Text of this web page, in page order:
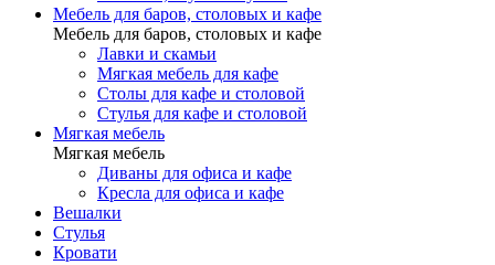
Мебель для баров, столовых и кафе
Мебель для баров, столовых и кафе
Лавки и скамьи
Мягкая мебель для кафе
Столы для кафе и столовой
Стулья для кафе и столовой
Мягкая мебель
Мягкая мебель
Диваны для офиса и кафе
Кресла для офиса и кафе
Вешалки
Стулья
Кровати